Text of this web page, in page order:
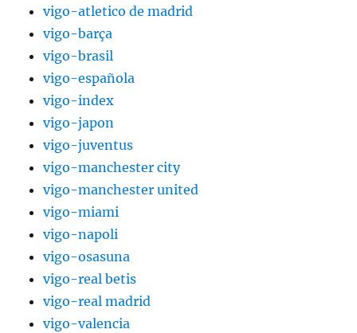
vigo-atletico de madrid
vigo-barça
vigo-brasil
vigo-española
vigo-index
vigo-japon
vigo-juventus
vigo-manchester city
vigo-manchester united
vigo-miami
vigo-napoli
vigo-osasuna
vigo-real betis
vigo-real madrid
vigo-valencia